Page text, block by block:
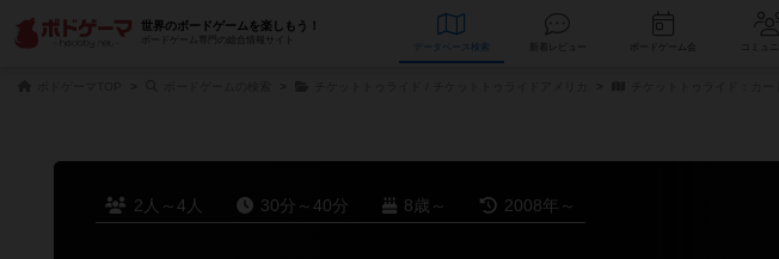
世界のボードゲームを楽しもう！
ボードゲーム専門の総合情報サイト
データベース
2人～4人 30分～40分 8歳～ 2008年～